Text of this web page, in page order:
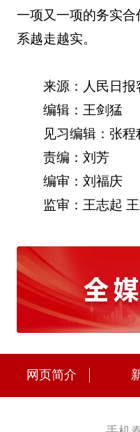
一项又一项的务实
系越走越实。
来源：人民日报
编辑：王剑猛
见习编辑：张程
责编：刘芳
编审：刘福庆
监审：王志起
网页简介